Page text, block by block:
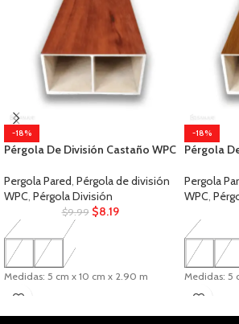
-18%
Pérgola De División Castaño WPC
Pergola Pared Pérgola de división
WPC Pérgola División
$9.99 $8.19
Medidas: 5 cm x 10 cm x 2.90 m
Material: PVC
-18%
Pérgola
Pergola
WPC
Medidas: 5
Material: PVC